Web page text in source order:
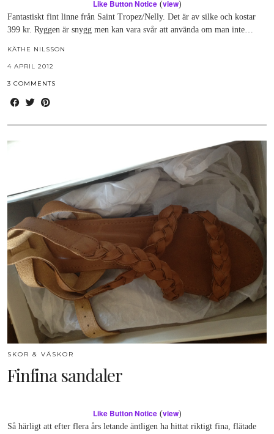
Like Button Notice(view)
Fantastiskt fint linne från Saint Tropez/Nelly. Det är av silke och kostar
399 kr. Ryggen är snygg men kan vara svår att använda om man inte…
KÄTHE NILSSON
4 APRIL 2012
3 COMMENTS
SKOR & VÄSKOR
Finfina sandaler
Like Button Notice(view)
Så härligt att efter flera års letande äntligen ha hittat riktigt fina, flätade